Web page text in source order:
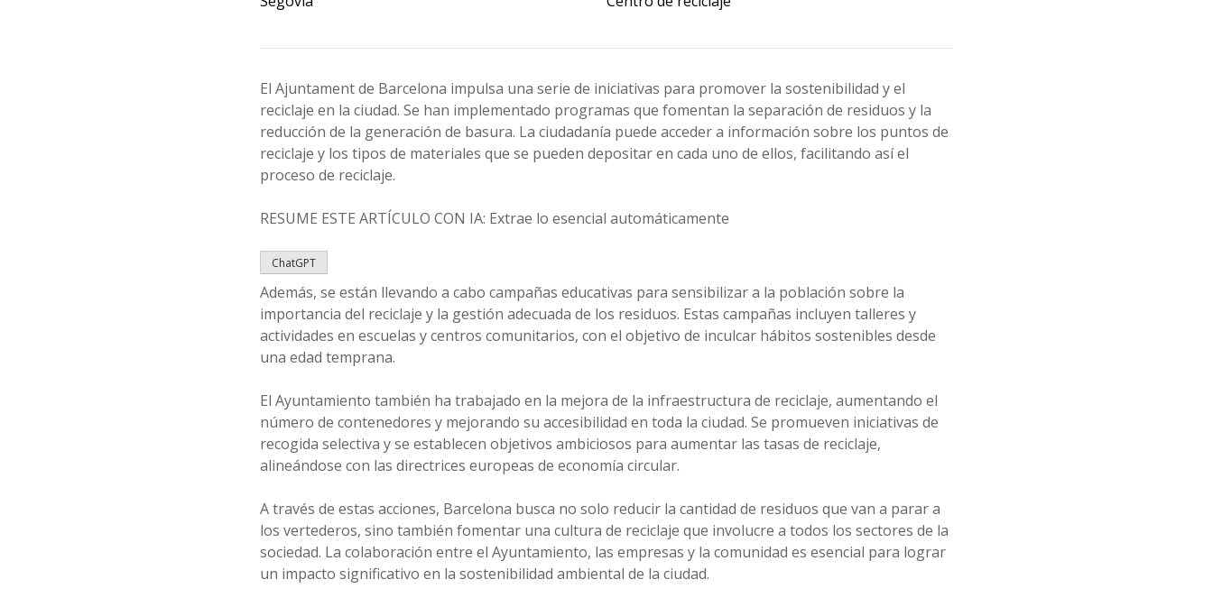
El Ajuntament de Barcelona impulsa una serie de iniciativas para promover la sostenibilidad y el
reciclaje en la ciudad. Se han implementado programas que fomentan la separación de residuos y la
reducción de la generación de basura. La ciudadanía puede acceder a información sobre los puntos de
reciclaje y los tipos de materiales que se pueden depositar en cada uno de ellos, facilitando así el
proceso de reciclaje.
RESUME ESTE ARTÍCULO CON IA: Extrae lo esencial automáticamente
ChatGPT
Además, se están llevando a cabo campañas educativas para sensibilizar a la población sobre la
importancia del reciclaje y la gestión adecuada de los residuos. Estas campañas incluyen talleres y
actividades en escuelas y centros comunitarios, con el objetivo de inculcar hábitos sostenibles desde
una edad temprana.
El Ayuntamiento también ha trabajado en la mejora de la infraestructura de reciclaje, aumentando el
número de contenedores y mejorando su accesibilidad en toda la ciudad. Se promueven iniciativas de
recogida selectiva y se establecen objetivos ambiciosos para aumentar las tasas de reciclaje,
alineándose con las directrices europeas de economía circular.
A través de estas acciones, Barcelona busca no solo reducir la cantidad de residuos que van a parar a
los vertederos, sino también fomentar una cultura de reciclaje que involucre a todos los sectores de la
sociedad. La colaboración entre el Ayuntamiento, las empresas y la comunidad es esencial para lograr
un impacto significativo en la sostenibilidad ambiental de la ciudad.